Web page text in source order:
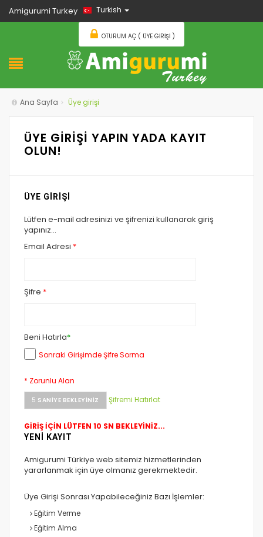
Amigurumi Turkey Turkish
OTURUM AÇ ( ÜYE GIRIŞI )
Ana Sayfa Üye girişi
ÜYE GİRİŞİ YAPIN YADA KAYIT
OLUN!
ÜYE GİRİŞİ
Lütfen e-mail adresinizi ve şifrenizi kullanarak giriş
yapınız...
Email Adresi *
Şifre *
Beni Hatırla*
Sonraki Girişimde Şifre Sorma
* Zorunlu Alan
5 SANIYE BEKLEYINIZ Şifremi Hatırlat
GİRİŞ İÇİN LÜTFEN 10 SN BEKLEYİNİZ...
YENİ KAYIT
Amigurumi Türkiye web sitemiz hizmetlerinden
yararlanmak için üye olmanız gerekmektedir.
Üye Girişi Sonrası Yapabileceğiniz Bazı İşlemler:
Eğitim Verme
Eğitim Alma